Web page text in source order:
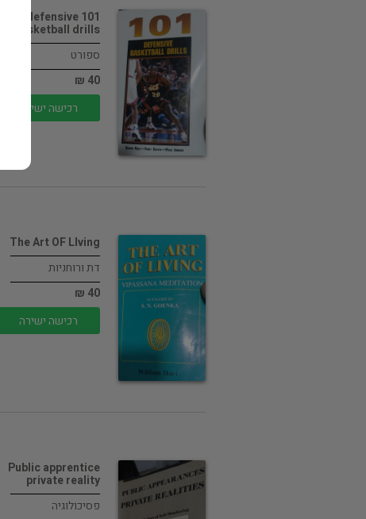
101 defensive
basketball drills
ספורט
40 ₪
רכישה ישירה
The Art OF LIving
דת ורוחניות
40 ₪
רכישה ישירה
Public apprentice
private reality
פסיכולוגיה